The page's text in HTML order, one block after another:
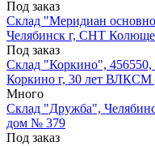
Под заказ
Склад "Меридиан
Челябинск г, СНТ
Под заказ
Склад "Коркино", 456550,
Коркино г, 30 лет ВЛКСМ
Много
Склад "Дружба",
дом № 379
Под заказ